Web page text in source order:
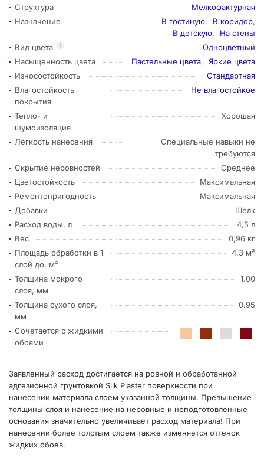
Структура
Мелкофактурная
Назначение
В гостиную, В коридор,
В детскую, На стены
?
Вид цвета
Одноцветный
Насыщенность цвета
Пастельные цвета,
Яркие цвета
Износостойкость
Стандартная
Влагостойкость
покрытия
Не влагостойкое
Тепло- и
шумоизоляция
Хорошая
Лёгкость нанесения
Специальные навыки не
требуются
Скрытие неровностей
Среднее
Цветостойкость
Максимальная
Ремонтопригодность
Максимальная
Добавки
Шелк
Расход воды, л
4,5 л
Вес
0,96 кг
Площадь обработки в 1
слой до, м²
4.3 м²
Толщина мокрого
слоя, мм
1.00
Толщина сухого слоя,
мм
0.95
Сочетается с жидкими
обоями
Заявленный расход достигается на ровной и обработанной
адгезионной грунтовкой Silk Plaster поверхности при
нанесении материала слоем указанной толщины. Превышение
толщины слоя и нанесение на неровные и неподготовленные
основания значительно увеличивает расход материала! При
нанесении более толстым слоем также изменяется оттенок
жидких обоев.